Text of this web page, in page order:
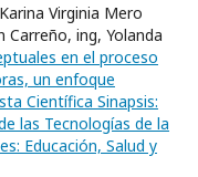
Virginia Mero
Carreño, ing, Yolanda
en el proceso
un enfoque
Científica Sinapsis:
las Tecnologías de la
Educación, Salud y